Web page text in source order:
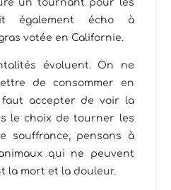
un tournant pour les
également écho à
votée en Californie.
évoluent. On ne
de consommer en
accepter de voir la
le choix de tourner les
souffrance, pensons à
qui ne peuvent
la mort et la douleur.